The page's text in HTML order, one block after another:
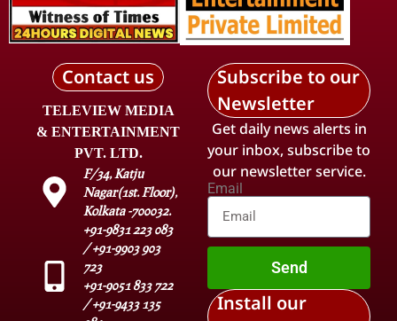
Contact us
TELEVIEW MEDIA
& ENTERTAINMENT
PVT. LTD.
F/34, Katju
Nagar(1st. Floor),
Kolkata -700032.
+91-9831 223 083
/ +91-9903 903
723
+91-9051 833 722
/ +91-9433 135
Subscribe to our
Newsletter
Get daily news alerts in
your inbox, subscribe to
our newsletter service.
Email
Send
Install our